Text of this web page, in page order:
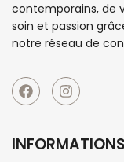
contemporains, de
soin et passion
notre réseau de
INFORMATIONS